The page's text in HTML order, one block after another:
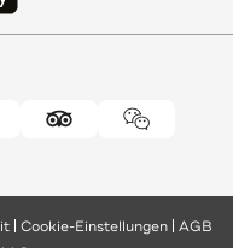
Cookie-Einstellungen AGB